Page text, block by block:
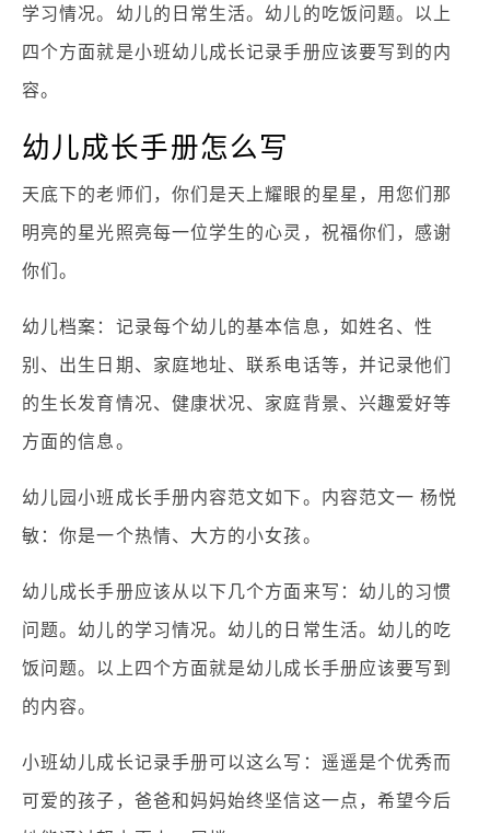
学习情况。幼儿的日常生活。幼儿的吃饭问题。以上
四个方面就是小班幼儿成长记录手册应该要写到的内
容。
幼儿成长手册怎么写
天底下的老师们，你们是天上耀眼的星星，用您们那
明亮的星光照亮每一位学生的心灵，祝福你们，感谢
你们。
幼儿档案：记录每个幼儿的基本信息，如姓名、性
别、出生日期、家庭地址、联系电话等，并记录他们
的生长发育情况、健康状况、家庭背景、兴趣爱好等
方面的信息。
幼儿园小班成长手册内容范文如下。内容范文一 杨悦
敏：你是一个热情、大方的小女孩。
幼儿成长手册应该从以下几个方面来写：幼儿的习惯
问题。幼儿的学习情况。幼儿的日常生活。幼儿的吃
饭问题。以上四个方面就是幼儿成长手册应该要写到
的内容。
小班幼儿成长记录手册可以这么写：遥遥是个优秀而
可爱的孩子，爸爸和妈妈始终坚信这一点，希望今后